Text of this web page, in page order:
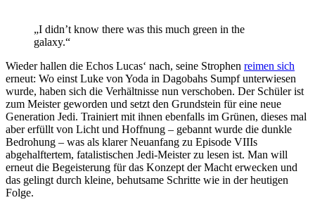
„I didn’t know there was this much green in the
galaxy.“
Wieder hallen die Echos Lucas‘ nach, seine Strophen reimen sich
erneut: Wo einst Luke von Yoda in Dagobahs Sumpf unterwiesen
wurde, haben sich die Verhältnisse nun verschoben. Der Schüler ist
zum Meister geworden und setzt den Grundstein für eine neue
Generation Jedi. Trainiert mit ihnen ebenfalls im Grünen, dieses mal
aber erfüllt von Licht und Hoffnung – gebannt wurde die dunkle
Bedrohung – was als klarer Neuanfang zu Episode VIIIs
abgehalftertem, fatalistischen Jedi-Meister zu lesen ist. Man will
erneut die Begeisterung für das Konzept der Macht erwecken und
das gelingt durch kleine, behutsame Schritte wie in der heutigen
Folge.